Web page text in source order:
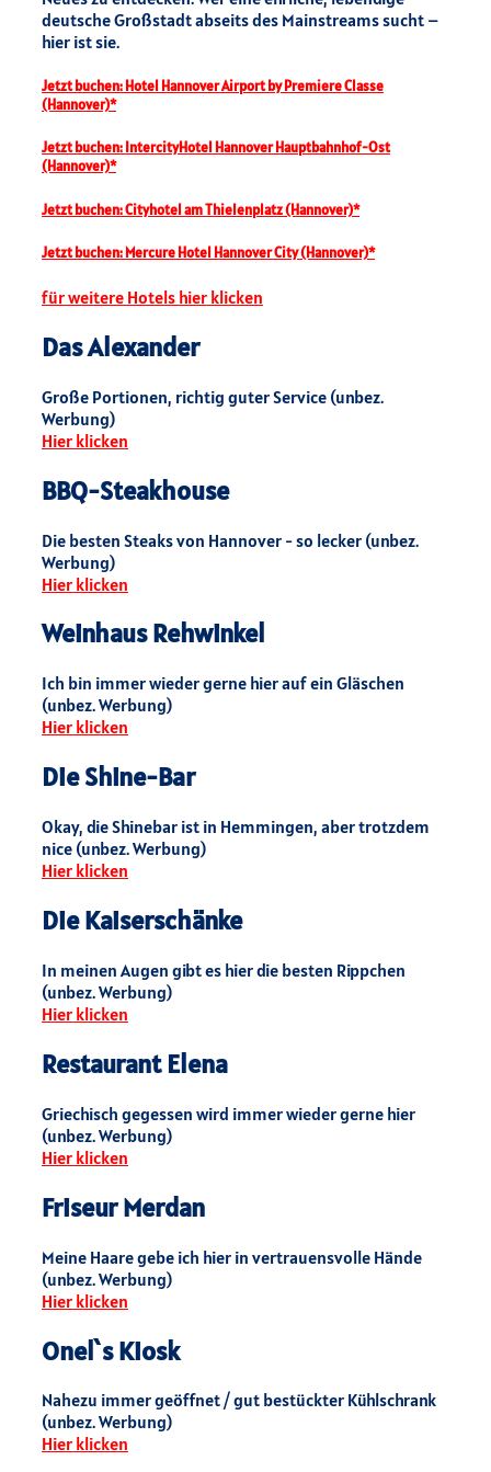
deutsche Großstadt abseits des Mainstreams sucht –
hier ist sie.
Jetzt buchen: Hotel Hannover Airport by Premiere Classe
(Hannover)*
Jetzt buchen: IntercityHotel Hannover Hauptbahnhof-Ost
(Hannover)*
Jetzt buchen: Cityhotel am Thielenplatz (Hannover)*
Jetzt buchen: Mercure Hotel Hannover City (Hannover)*
für weitere Hotels hier klicken
Das Alexander
Große Portionen, richtig guter Service (unbez.
Werbung)
Hier klicken
BBQ-Steakhouse
Die besten Steaks von Hannover - so lecker (unbez.
Werbung)
Hier klicken
Weinhaus Rehwinkel
Ich bin immer wieder gerne hier auf ein Gläschen
(unbez. Werbung)
Hier klicken
Die Shine-Bar
Okay, die Shinebar ist in Hemmingen, aber trotzdem
nice (unbez. Werbung)
Hier klicken
Die Kaiserschänke
In meinen Augen gibt es hier die besten Rippchen
(unbez. Werbung)
Hier klicken
Restaurant Elena
Griechisch gegessen wird immer wieder gerne hier
(unbez. Werbung)
Hier klicken
Friseur Merdan
Meine Haare gebe ich hier in vertrauensvolle Hände
(unbez. Werbung)
Hier klicken
Onel`s Kiosk
Nahezu immer geöffnet / gut bestückter Kühlschrank
(unbez. Werbung)
Hier klicken